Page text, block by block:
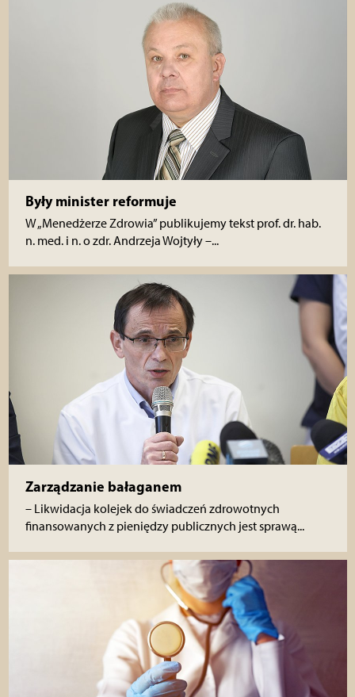
Były minister reformuje
W „Menedżerze Zdrowia” publikujemy tekst prof. dr. hab.
n. med. i n. o zdr. Andrzeja Wojtyły –...
Zarządzanie bałaganem
– Likwidacja kolejek do świadczeń zdrowotnych
finansowanych z pieniędzy publicznych jest sprawą...